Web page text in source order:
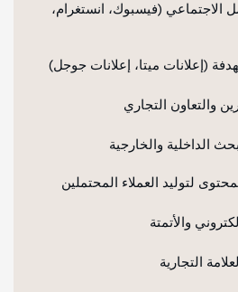
الاجتماعي (فيسبوك، انستغرام،
(إعلانات ميتا، إعلانات جوجل)
والتعاون التجاري
الداخلية والخارجية
لتوليد العملاء المحتملين
والأتمتة
التجارية